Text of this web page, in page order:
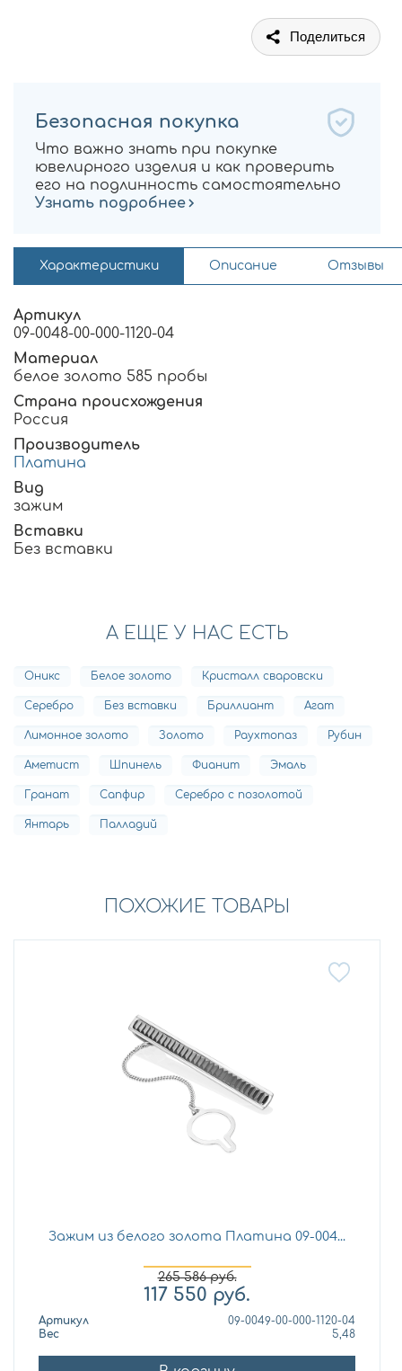
Поделиться
Безопасная покупка
Что важно знать при покупке
ювелирного изделия и как проверить
его на подлинность самостоятельно
Узнать подробнее
Характеристики Описание Отзывы
Артикул
09-0048-00-000-1120-04
Материал
белое золото 585 пробы
Страна происхождения
Россия
Производитель
Платина
Вид
зажим
Вставки
Без вставки
А ЕЩЕ У НАС ЕСТЬ
Оникс Белое золото Кристалл сваровски
Серебро Без вставки Бриллиант Агат
Лимонное золото Золото Раухтопаз Рубин
Аметист Шпинель Фианит Эмаль
Гранат Сапфир Серебро с позолотой
Янтарь Палладий
ПОХОЖИЕ ТОВАРЫ
Зажим из белого золота Платина 09-004...
265 586руб.
117 550 руб.
Артикул
09-0049-00-000-1120-04
Вес
5,48